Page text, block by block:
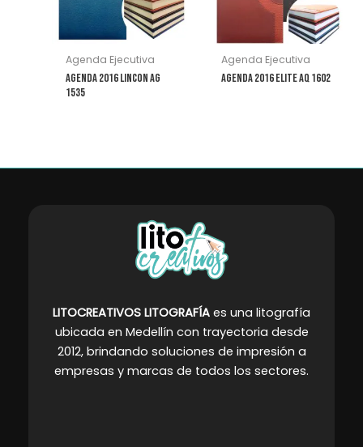
Agenda Ejecutiva
Agenda 2016 Lincon AG
1535
Agenda Ejecutiva
Agenda 2016 Elite AQ 1602
LITOCREATIVOS LITOGRAFÍA es una litografía
ubicada en Medellín con trayectoria desde
2012, brindando soluciones de impresión a
empresas y marcas de todos los sectores.